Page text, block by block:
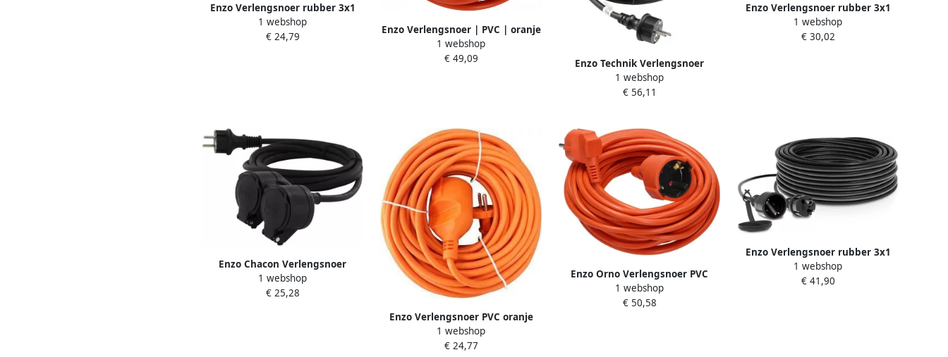
Enzo Verlengsnoer rubber 3x1
5qmm 5m 1167060
1 webshop
€ 24,79
Enzo Verlengsnoer | PVC | oranje
| 3x1qmm | 40m 1167074
1 webshop
€ 49,09
Enzo Technik Verlengsnoer
neopreen 3x1 5qmm 30m
1167072
1 webshop
€ 56,11
Enzo Verlengsnoer rubber 3x1
5qmm 10m 1167062
1 webshop
€ 30,02
Enzo Chacon Verlengsnoer
rubber tweeweg 3x1 5qmm 10m
1167145
1 webshop
€ 25,28
Enzo Verlengsnoer PVC oranje
2x1qmm 30m 1167054
1 webshop
€ 24,77
Enzo Orno Verlengsnoer PVC
oranje 3x1qmm 50m 1167059
1 webshop
€ 50,58
Enzo Verlengsnoer rubber 3x1
5qmm 15m 1167064
1 webshop
€ 41,90